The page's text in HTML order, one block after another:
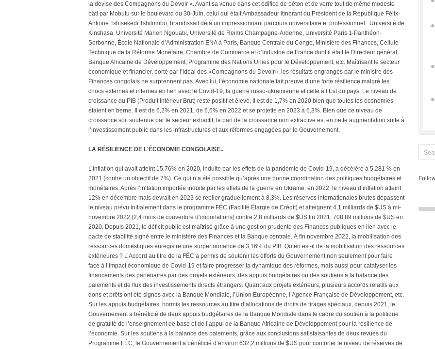
la devise des Compagnons du Devoir ». Avant sa venue dans cet édifice de béton et de verre tout de même modeste
bâti par Mobutu sur le boulevard du 30-Juin, celui qui était Ambassadeur itinérant du Président de la République Félix-
Antoine Tshisekedi Tshilombo, brandissait déjà un impressionnant parcours universitaire et professionnel : Université de
Kinshasa, Université Marien Ngouabi, Université de Reims Champagne-Ardenne, Université Paris 1-Panthéon-
Sorbonne, École Nationale d’Administration ENA à Paris, Banque Centrale du Congo, Ministère des Finances, Cellule
Technique de la Réforme Monétaire, Chambre de Commerce et d’Industrie de France dont il était le Directeur général,
Banque Africaine de Développement, Programme des Nations Unies pour le Développement, etc. Maîtrisant le secteur
économique et financier, porté par l’idéal des «Compagnons du Devoir», les résultats engrangés par le ministre des
Finances congolais ne surprennent pas. Avec lui, l’économie nationale fait preuve d’une forte résilience malgré les
chocs externes et internes en lien avec le Covid-19, la guerre russo-ukrainienne et celle à l’Est du pays. Le niveau de
croissance du PIB (Produit Intérieur Brut) reste positif et élevé. Il est de 1,7% en 2020 bien que toutes les économies
étaient en berne. Il est de 6,2% en 2021, de 6,6% en 2022 et se projette en 2023 à 6,3%. Bien que ce niveau de
croissance soit soutenue par le secteur extractif, la part de la croissance non extractive est en nette augmentation suite à
l’investissement public dans les infrastructures et aux réformes engagées par le Gouvernement.
LA RÉSILIENCE DE L'ÉCONOMIE CONGOLAISE..
L’inflation qui avait atteint 15,76% en 2020, induite par les effets de la pandémie de Covid-19, a décéléré à 5,281 % en
2021 (contre un objectif de 7%). Ce qui n’a été possible qu’après une bonne coordination des politiques budgétaires et
monétaires. Après l’inflation importée induite par les effets de la guerre en Ukraine, en 2022, le niveau d’inflation atteint
12% en décembre mais devrait en 2023 se replier graduellement à 8,3%. Les réserves internationales brutes dépassent
le niveau prévu initialement dans le programme FÉC (Facilité Élargie de Crédit) et atteignent 4,1 milliards de $US à mi-
novembre 2022 (2,4 mois de couverture d’importations) contre 2,8 milliards de $US fin 2021, 708,89 millions de $US en
2020. Depuis 2021, le déficit public est maîtrisé grâce à une gestion prudente des Finances publiques en lien avec le
pacte de stabilité signé entre le ministère des Finances et la Banque centrale. À fin novembre 2022, la mobilisation des
ressources domestiques enregistre une surperformance de 3,16% du PIB. Qu’en est-il de la mobilisation des ressources
extérieures ? L’Accord au titre de la FÉC a permis de soutenir les efforts du Gouvernement non seulement pour faire
face à l’impact économique de Covid-19 et faire progresser la dynamique des réformes, mais aussi pour catalyser les
financements des partenaires par des projets extérieurs, des appuis budgétaires ou des soutiens à la balance des
paiements et de flux des investissements directs étrangers. Quant aux projets extérieurs, plusieurs accords relatifs aux
dons et prêts ont été signés avec la Banque Mondiale, l’Union Européenne, l’Agence Française de Développement, etc.
Sur les appuis budgétaires, hormis les ressources au titre d’allocations de droits de tirages spéciaux, depuis 2021, le
Gouvernement a bénéficié de deux appuis budgétaires de la Banque Mondiale dans le cadre du soutien à la politique
de gratuité de l’enseignement de base et de l’appui de la Banque Africaine de Développement pour la résilience de
l’économie. Sur les soutiens à la balance des paiements, grâce aux conclusions satisfaisantes de deux revues du
Programme FÉC, le Gouvernement a bénéficié d’environ 632,2 millions de $US pour conforter le niveau de réserves de